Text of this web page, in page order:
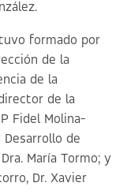
formado por
de la
de la
de la
Fidel Molina-
de
María Tormo; y
Dr. Xavier